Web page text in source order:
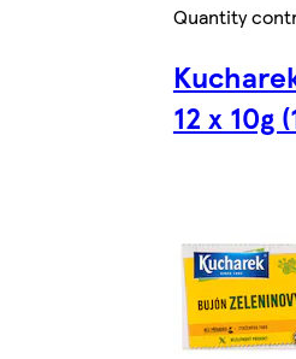
Quantity
12 x 10g